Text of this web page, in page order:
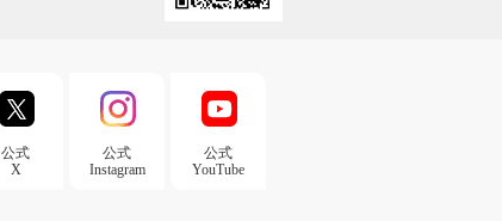
公式
X
公式
Instagram
公式
YouTube